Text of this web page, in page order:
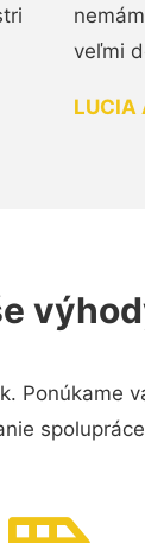
veľmi
LUCIA
Ponúkame